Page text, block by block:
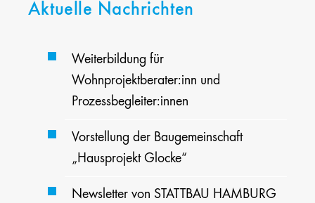
Aktuelle Nachrichten
Weiterbildung für
Wohnprojektberater:inn und
Prozessbegleiter:innen
Vorstellung der Baugemeinschaft
„Hausprojekt Glocke“
Newsletter von STATTBAU HAMBURG